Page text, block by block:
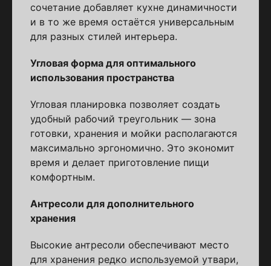
сочетание добавляет кухне динамичности
и в то же время остаётся универсальным
для разных стилей интерьера.
Угловая форма для оптимального
использования пространства
Угловая планировка позволяет создать
удобный рабочий треугольник — зона
готовки, хранения и мойки располагаются
максимально эргономично. Это экономит
время и делает приготовление пищи
комфортным.
Антресоли для дополнительного
хранения
Высокие антресоли обеспечивают место
для хранения редко используемой утвари,